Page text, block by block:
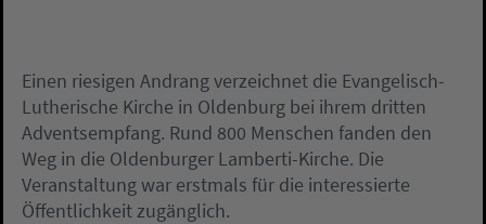
Einen riesigen Andrang verzeichnet die Evangelisch-
Lutherische Kirche in Oldenburg bei ihrem dritten
Adventsempfang. Rund 800 Menschen fanden den
Weg in die Oldenburger Lamberti-Kirche. Die
Veranstaltung war erstmals für die interessierte
Öffentlichkeit zugänglich.